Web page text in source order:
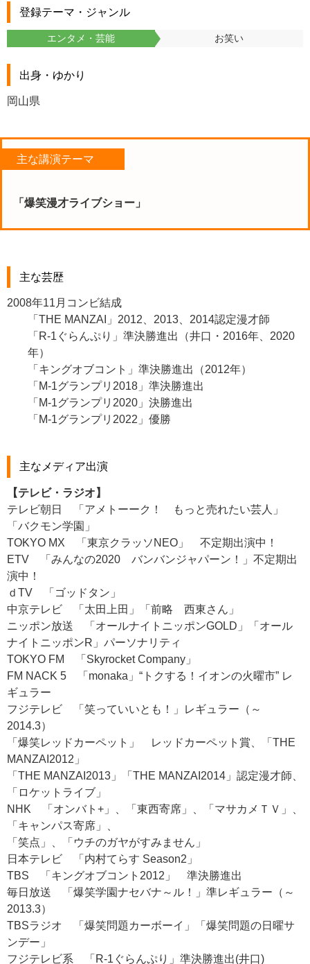
登録テーマ・ジャンル
エンタメ・芸能 お笑い
出身・ゆかり
岡山県
主な講演テーマ
「爆笑漫才ライブショー」
主な芸歴
2008年11月コンビ結成
「THE MANZAI」2012、2013、2014認定漫才師
「R-1ぐらんぷり」準決勝進出（井口・2016年、2020
年）
「キングオブコント」準決勝進出（2012年）
「M-1グランプリ2018」準決勝進出
「M-1グランプリ2020」決勝進出
「M-1グランプリ2022」優勝
主なメディア出演
【テレビ・ラジオ】
テレビ朝日 「アメトーーク！ もっと売れたい芸人」
「バクモン学園」
TOKYO MX 「東京クラッソNEO」 不定期出演中！
ETV 「みんなの2020 バンバンジャパーン！」不定期出
演中！
ｄTV 「ゴッドタン」
中京テレビ 「太田上田」「前略 西東さん」
ニッポン放送 「オールナイトニッポンGOLD」「オール
ナイトニッポンR」パーソナリティ
TOKYO FM 「Skyrocket Company」
FM NACK 5 「monaka」“トクする！イオンの火曜市” レ
ギュラー
フジテレビ 「笑っていいとも！」レギュラー（～
2014.3）
「爆笑レッドカーペット」 レッドカーペット賞、「THE
MANZAI2012」
「THE MANZAI2013」「THE MANZAI2014」認定漫才師、
「ロケットライブ」
NHK 「オンバト+」、「東西寄席」、「マサカメＴＶ」、
「キャンパス寄席」、
「笑点」、「ウチのガヤがすみません」
日本テレビ 「内村てらす Season2」
TBS 「キングオブコント2012」 準決勝進出
毎日放送 「爆笑学園ナセバナ～ル！」準レギュラー（～
2013.3）
TBSラジオ 「爆笑問題カーボーイ」「爆笑問題の日曜サ
ンデー」
フジテレビ系 「R-1ぐらんぷり」準決勝進出(井口)